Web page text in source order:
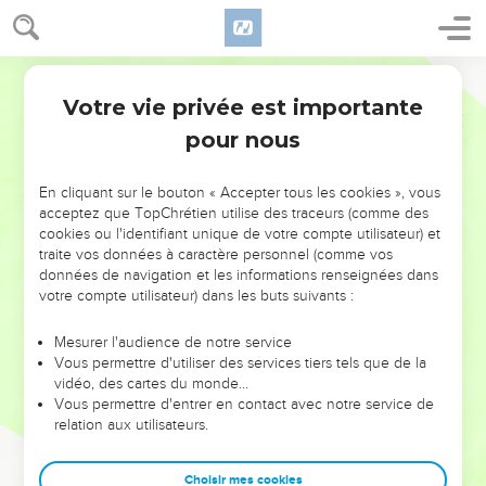
NE MANQUEZ PAS L’ÉVÉNEMENT
DE L’ANNÉE !
ET SI LEURS ERREURS POUVAIENT VOUS ÉVITER LES
VOTRES ?
leur foi ou leur vision. Mais on voit moins les doutes, les erreurs
et les saisons difficiles qu'ils ont traversés, alors même que ce
sont elles qui les ont façonnés.
Dans cette conférence, leaders, entrepreneurs, et responsables
clés pour avancer avec plus de sagesse afin que leurs erreurs
Votre vie privée est importante
pour nous
En cliquant sur le bouton « Accepter tous les cookies », vous
acceptez que TopChrétien utilise des traceurs (comme des
cookies ou l'identifiant unique de votre compte utilisateur) et
traite vos données à caractère personnel (comme vos
données de navigation et les informations renseignées dans
votre compte utilisateur) dans les buts suivants :
Mesurer l'audience de notre service
Vous permettre d'utiliser des services tiers tels que de la
vidéo, des cartes du monde…
Vous permettre d'entrer en contact avec notre service de
relation aux utilisateurs.
Choisir mes cookies